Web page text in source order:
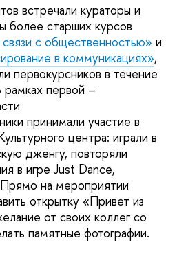
встречали кураторы и
более старших курсов
с общественностью» и
в коммуникациях»,
первокурсников в течение
первой –
принимали участие в
центра: играли в
дженгу, повторяли
в игре Just Dance,
Прямо на мероприятии
открытку «Привет из
от своих коллег со
памятные фотографии.